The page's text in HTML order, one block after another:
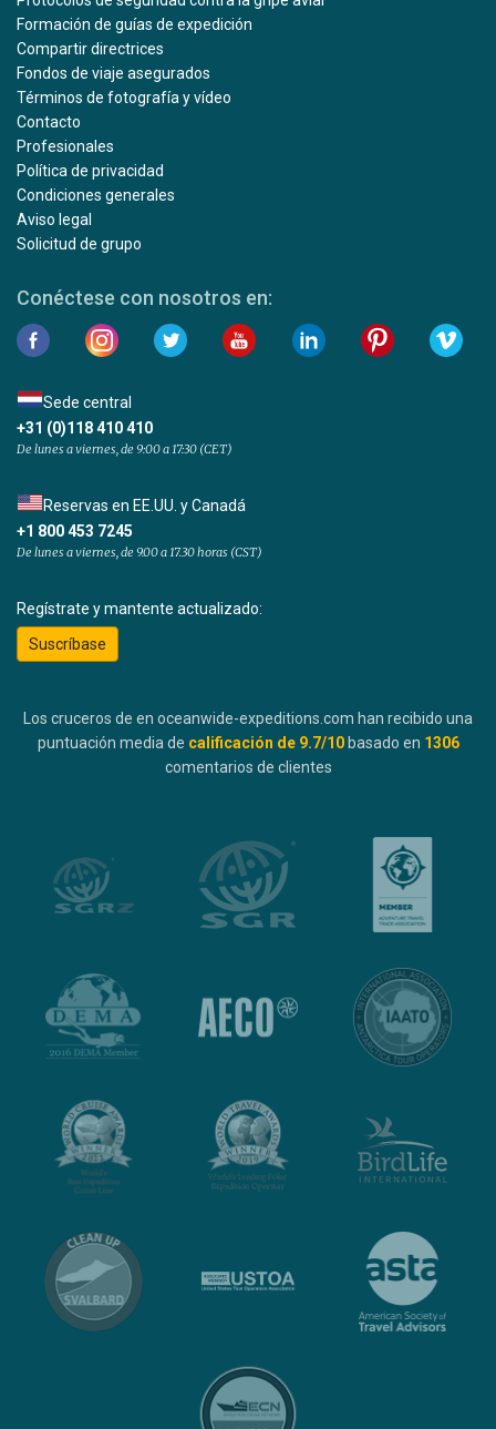
Formación de guías de expedición
Compartir directrices
Fondos de viaje asegurados
Términos de fotografía y vídeo
Contacto
Profesionales
Política de privacidad
Condiciones generales
Aviso legal
Solicitud de grupo
Conéctese con nosotros en:
Sede central
+31 (0)118 410 410
De lunes a viernes, de 9:00 a 17:30 (CET)
Reservas en EE.UU. y Canadá
+1 800 453 7245
De lunes a viernes, de 9.00 a 17.30 horas (CST)
Regístrate y mantente actualizado:
Suscríbase
Los cruceros de en oceanwide-expeditions.com han recibido una
puntuación media de calificación de 9.7/10 basado en 1306
comentarios de clientes